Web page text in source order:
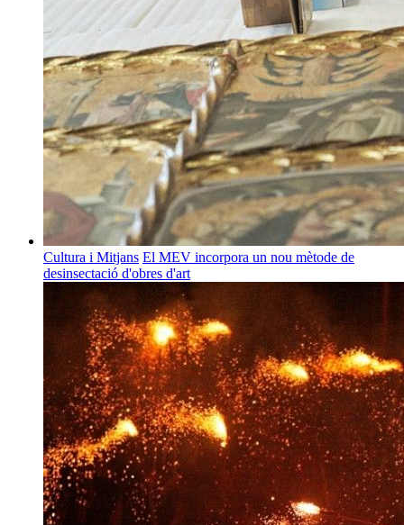
Cultura i Mitjans El MEV incorpora un nou mètode de
desinsectació d'obres d'art